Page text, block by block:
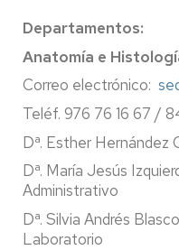
Departamentos:
Anatomía e
Correo electrónico:
Teléf. 976 76 16 67 /
Dª. Esther Hernández
Dª. María Jesús
Administrativo
Dª. Silvia Andrés
Laboratorio